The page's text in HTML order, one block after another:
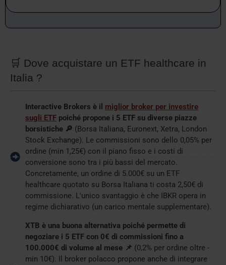
🛒 Dove acquistare un ETF healthcare in
Italia ?
Interactive Brokers è il miglior broker per investire
sugli ETF poiché propone i 5 ETF su diverse piazze
borsistiche 🔎 (Borsa Italiana, Euronext, Xetra, London
Stock Exchange). Le commissioni sono dello 0,05% per
ordine (min 1,25€) con il piano fisso e i costi di
conversione sono tra i più bassi del mercato.
Concretamente, un ordine di 5.000€ su un ETF
healthcare quotato su Borsa Italiana ti costa 2,50€ di
commissione. L'unico svantaggio è che IBKR opera in
regime dichiarativo (un carico mentale supplementare).
XTB è una buona alternativa poiché permette di
negoziare i 5 ETF con 0€ di commissioni fino a
100.000€ di volume al mese 📌 (0,2% per ordine oltre -
min 10€). Il broker polacco propone anche di integrare